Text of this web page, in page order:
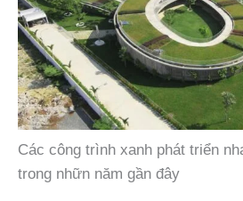
Các công trình xanh phát triển
trong nhữn năm gần đây